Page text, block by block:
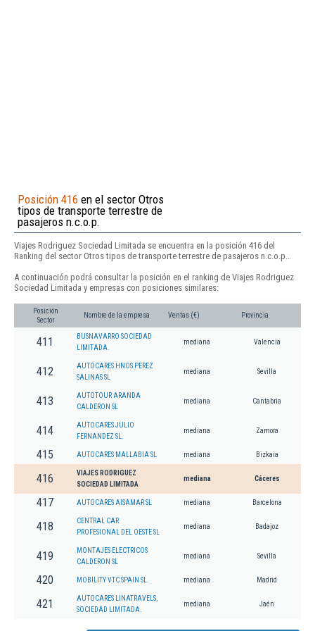
Posición 416 en el sector Otros
tipos de transporte terrestre de
pasajeros n.c.o.p.
Viajes Rodriguez Sociedad Limitada se encuentra en la posición 416 del
Ranking del sector Otros tipos de transporte terrestre de pasajeros n.c.o.p..
A continuación podrá consultar la posición en el ranking de Viajes Rodriguez
Sociedad Limitada y empresas con posiciones similares:
Posición
Sector
Nombre de la empresa Ventas (€) Provincia
411
BUSNAVARRO SOCIEDAD
LIMITADA.
mediana Valencia
412
AUTOCARES HNOS PEREZ
SALINAS SL
mediana Sevilla
413
AUTOTOUR ARANDA
CALDERON SL
mediana Cantabria
414
AUTOCARES JULIO
FERNANDEZ SL.
mediana Zamora
415 AUTOCARES MALLABIA SL mediana Bizkaia
416
VIAJES RODRIGUEZ
SOCIEDAD LIMITADA
mediana Cáceres
417 AUTOCARES AISAMAR SL mediana Barcelona
418
CENTRAL CAR
PROFESIONAL DEL OESTE SL
mediana Badajoz
419
MONTAJES ELECTRICOS
CALDERON SL
mediana Sevilla
420 MOBILITY VTC SPAIN SL. mediana Madrid
421
AUTOCARES LINATRAVELS,
SOCIEDAD LIMITADA.
mediana Jaén